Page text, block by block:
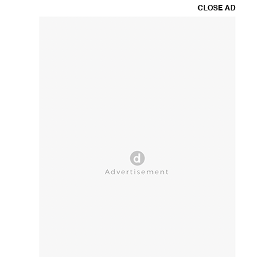
CLOSE AD